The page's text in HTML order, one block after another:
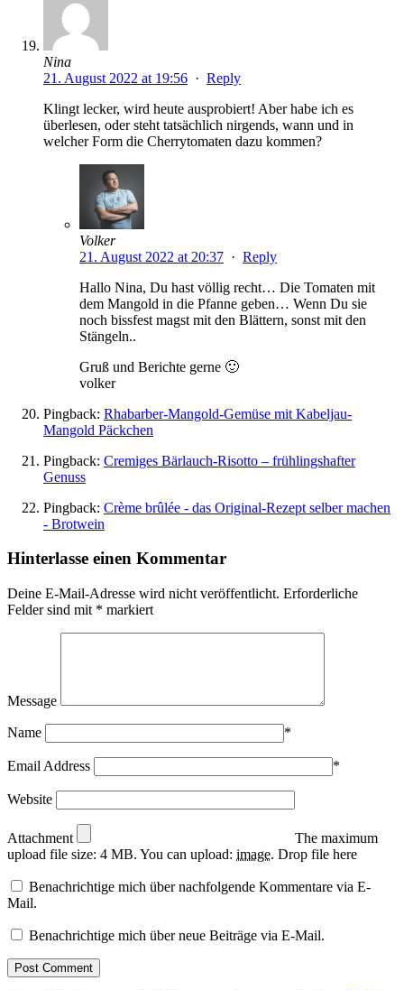
Nina
21. August 2022 at 19:56 · Reply
Klingt lecker, wird heute ausprobiert! Aber habe ich es
überlesen, oder steht tatsächlich nirgends, wann und in
welcher Form die Cherrytomaten dazu kommen?
Volker
21. August 2022 at 20:37 · Reply
Hallo Nina, Du hast völlig recht… Die Tomaten mit
dem Mangold in die Pfanne geben… Wenn Du sie
noch bissfest magst mit den Blättern, sonst mit den
Stängeln..
Gruß und Berichte gerne 🙂
volker
Pingback: Rhabarber-Mangold-Gemüse mit Kabeljau-
Mangold Päckchen
Pingback: Cremiges Bärlauch-Risotto – frühlingshafter
Genuss
Pingback: Crème brûlée - das Original-Rezept selber machen
- Brotwein
Hinterlasse einen Kommentar
Deine E-Mail-Adresse wird nicht veröffentlicht. Erforderliche
Felder sind mit * markiert
Message
Name *
Email Address *
Website
Attachment
The maximum
upload file size: 4 MB. You can upload: image. Drop file here
Benachrichtige mich über nachfolgende Kommentare via E-
Mail.
Benachrichtige mich über neue Beiträge via E-Mail.